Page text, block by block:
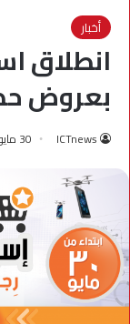
أخبار
انطلاق
بعروض
ICTnews 30 مايو، 2016